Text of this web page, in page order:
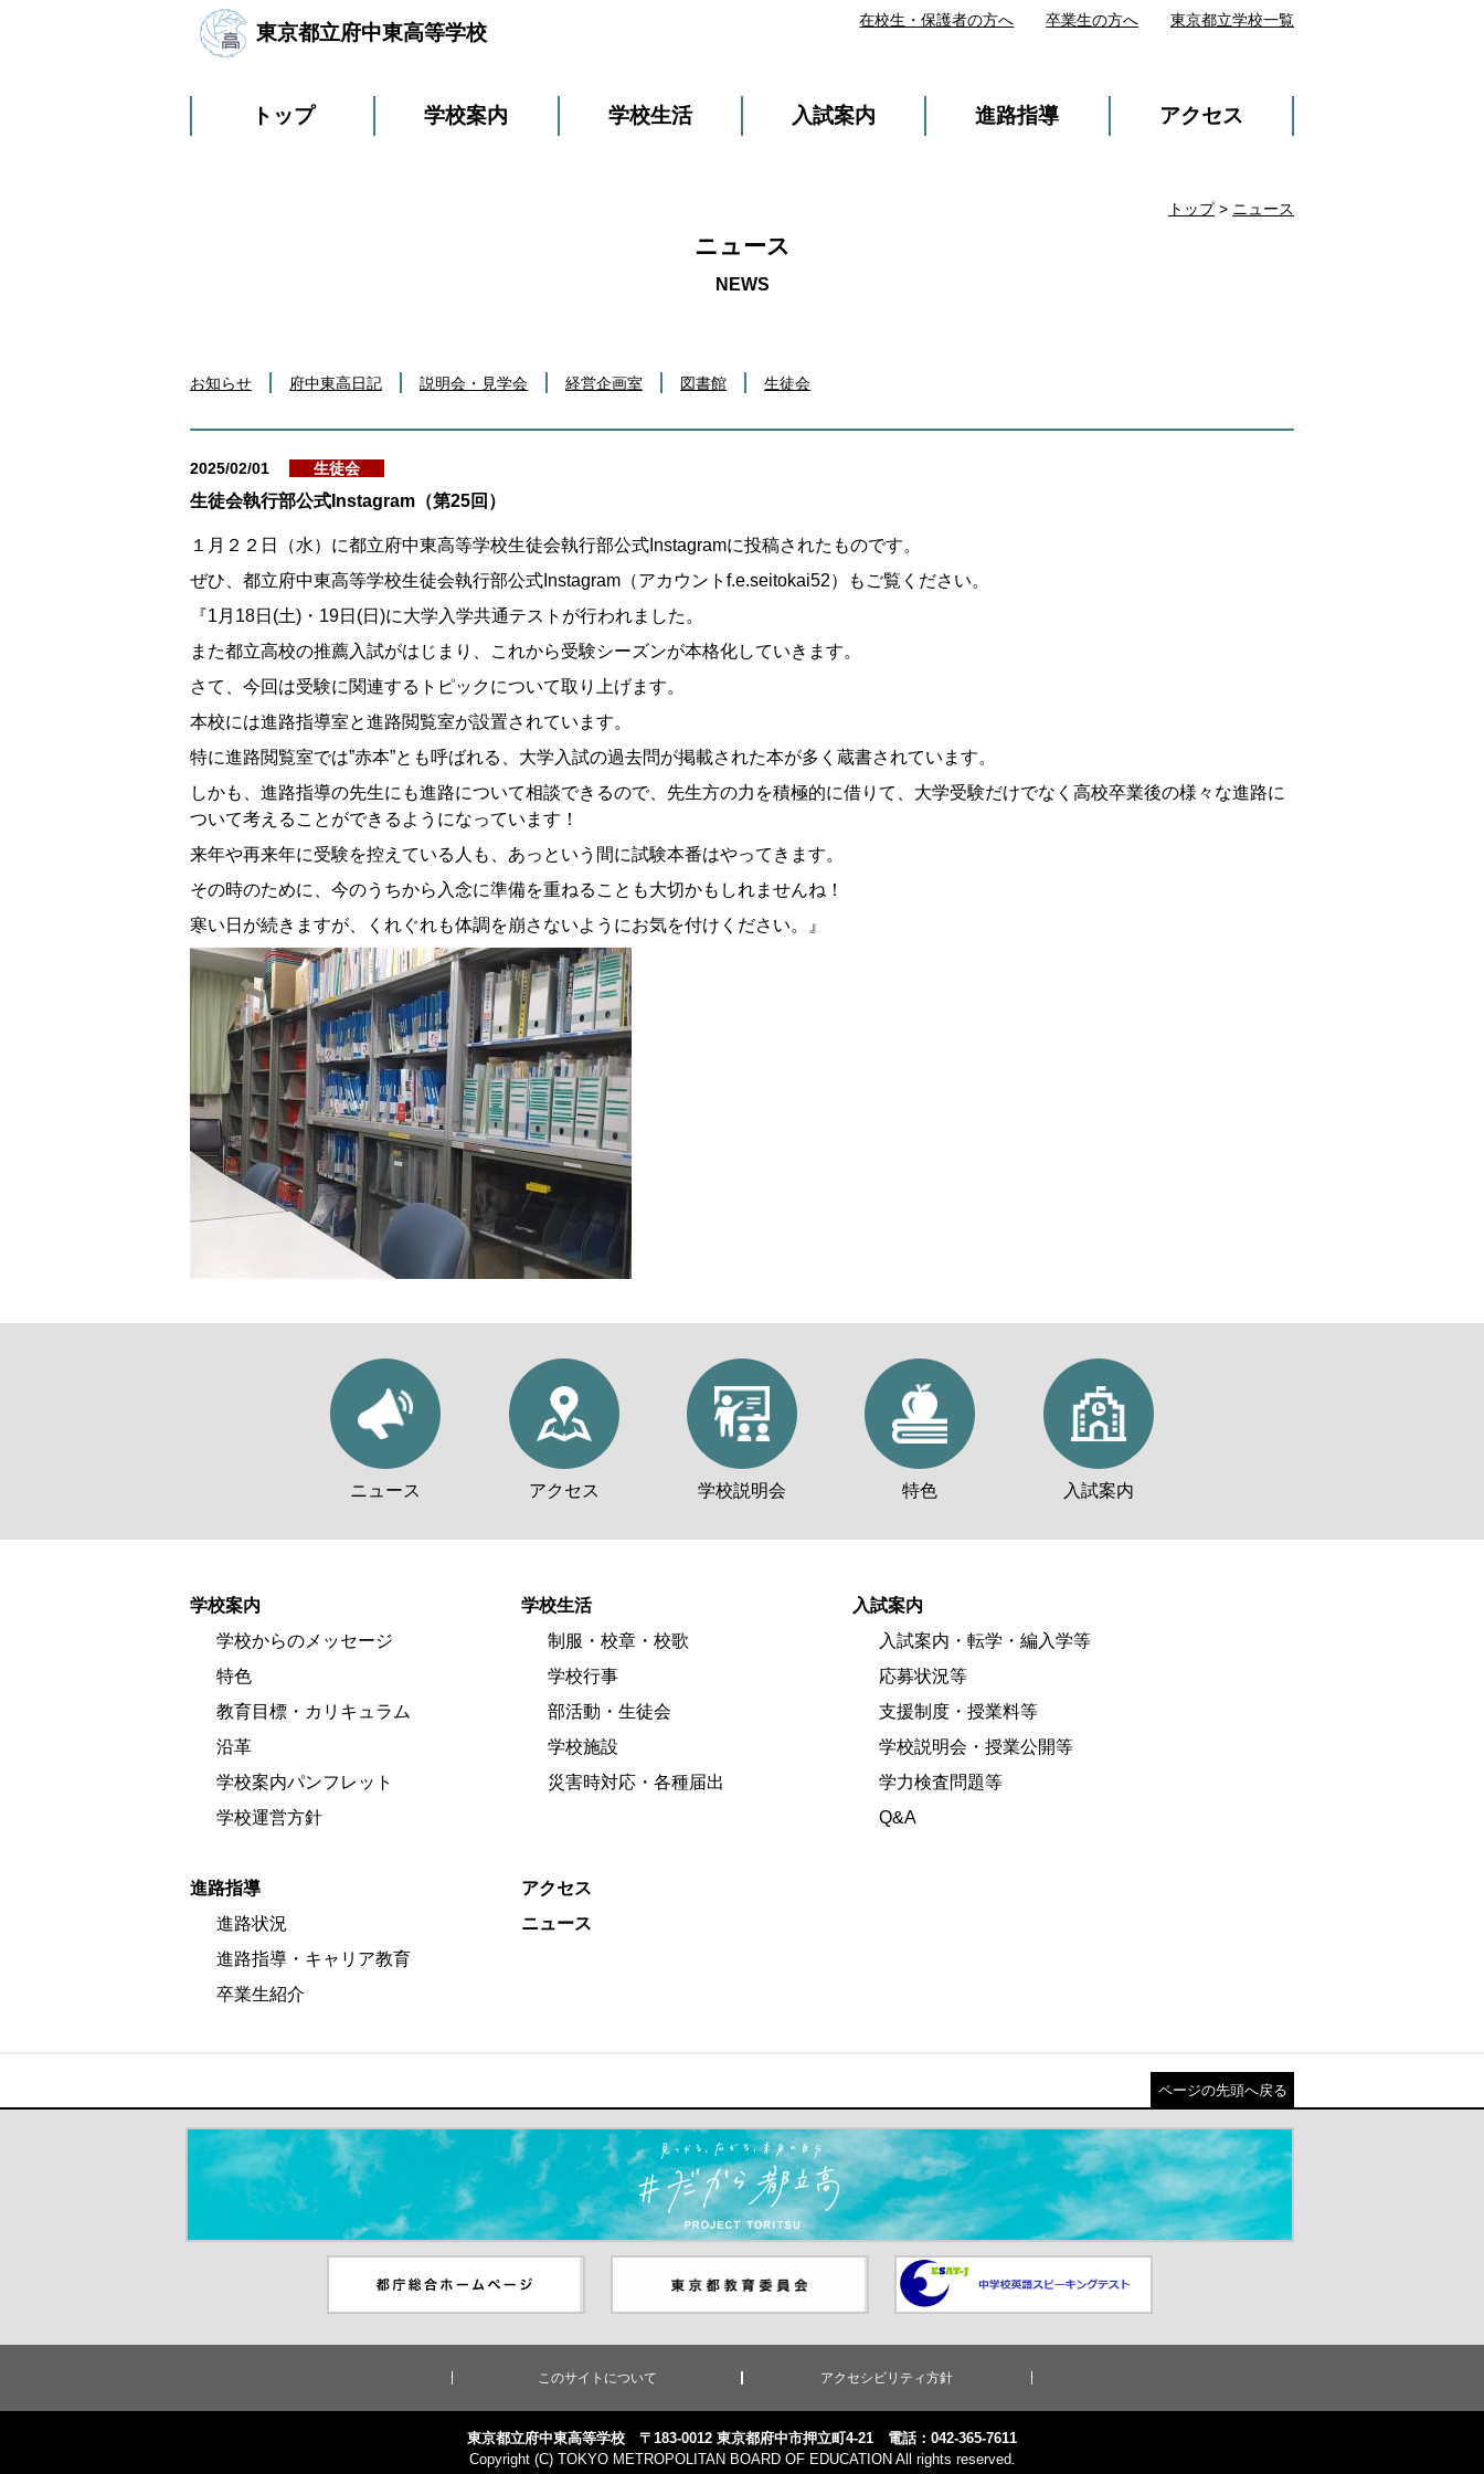
東京都立府中東高等学校
トップ 学校案内 学校生活 入試案内 進路指導 アクセス
在校生・保護者の方へ 卒業生の方へ 東京都立学校一覧
トップ> ニュース
ニュース
お知らせ 府中東高日記 説明会・見学会 経営企画室 図書館 生徒会
2025/02/01 生徒会
生徒会執行部公式Instagram（第25回）
１月２２日（水）に都立府中東高等学校生徒会執行部公式Instagramに投稿されたものです。
ぜひ、都立府中東高等学校生徒会執行部公式Instagram（アカウントf.e.seitokai52）もご覧ください。
『1月18日(土)・19日(日)に大学入学共通テストが行われました。
また都立高校の推薦入試がはじまり、これから受験シーズンが本格化していきます。
さて、今回は受験に関連するトピックについて取り上げます。
本校には進路指導室と進路閲覧室が設置されています。
特に進路閲覧室では”赤本”とも呼ばれる、大学入試の過去問が掲載された本が多く蔵書されています。
しかも、進路指導の先生にも進路について相談できるので、先生方の力を積極的に借りて、大学受験だけでなく高校卒業後の様々な進路に
ついて考えることができるようになっています！
来年や再来年に受験を控えている人も、あっという間に試験本番はやってきます。
その時のために、今のうちから入念に準備を重ねることも大切かもしれませんね！
寒い日が続きますが、くれぐれも体調を崩さないようにお気を付けください。』
ニュース アクセス 学校説明会 特色 入試案内
学校案内
学校からのメッセージ
特色
教育目標・カリキュラム
沿革
学校案内パンフレット
学校運営方針
学校生活
制服・校章・校歌
学校行事
部活動・生徒会
学校施設
災害時対応・各種届出
入試案内
入試案内・転学・編入学等
応募状況等
支援制度・授業料等
学校説明会・授業公開等
学力検査問題等
Q&A
進路指導
進路状況
進路指導・キャリア教育
卒業生紹介
アクセス
ニュース
ページの先頭へ戻る
＃だから都立高（別ウインドウが開きます）
ンドウが開きます）
ウが開きます）
中学校英語スピーキングテスト
（別ウインドウが開きます）
このサイトについて アクセシビリティ方針
東京都立府中東高等学校 〒183-0012 東京都府中市押立町4-21
電話：042-365-7611
Copyright (C) TOKYO METROPOLITAN BOARD OF EDUCATION All rights reserved.